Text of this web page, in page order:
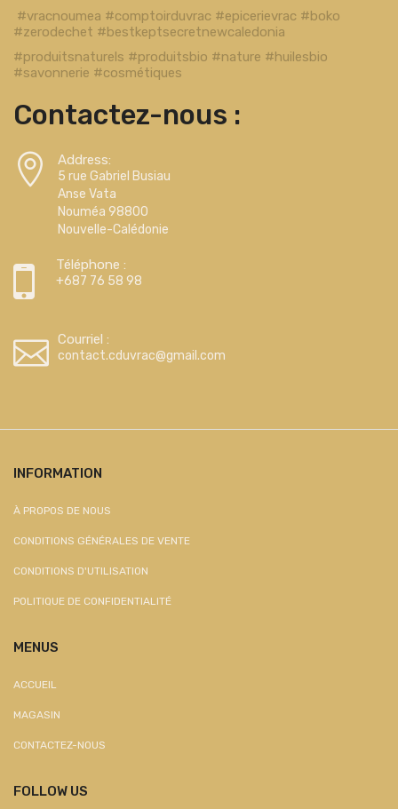
#vracnoumea #comptoirduvrac #epicerievrac #boko
#zerodechet #bestkeptsecretnewcaledonia
#produitsnaturels #produitsbio #nature #huilesbio
#savonnerie #cosmétiques
Contactez-nous :
Address:
5 rue Gabriel Busiau
Anse Vata
Nouméa 98800
Nouvelle-Calédonie
Téléphone :
+687 76 58 98
Courriel :
contact.cduvrac@gmail.com
INFORMATION
À PROPOS DE NOUS
CONDITIONS GÉNÉRALES DE VENTE
CONDITIONS D'UTILISATION
POLITIQUE DE CONFIDENTIALITÉ
MENUS
ACCUEIL
MAGASIN
CONTACTEZ-NOUS
FOLLOW US